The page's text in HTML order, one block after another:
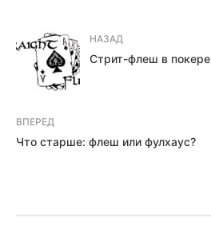
НАЗАД
Стрит-флеш в покере
ВПЕРЕД
Что старше: флеш или фулхаус?